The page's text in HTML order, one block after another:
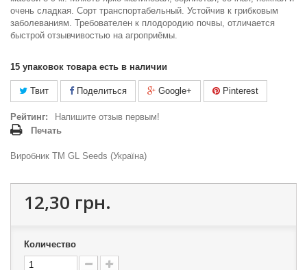
очень сладкая. Сорт транспортабельный. Устойчив к грибковым
заболеваниям. Требователен к плодородию почвы, отличается
быстрой отзывчивостью на агроприёмы.
15 упаковок товара есть в наличии
Твит Поделиться Google+ Pinterest
Рейтинг:
Напишите отзыв первым!
Печать
Виробник ТМ GL Seeds (Україна)
12,30 грн.
Количество